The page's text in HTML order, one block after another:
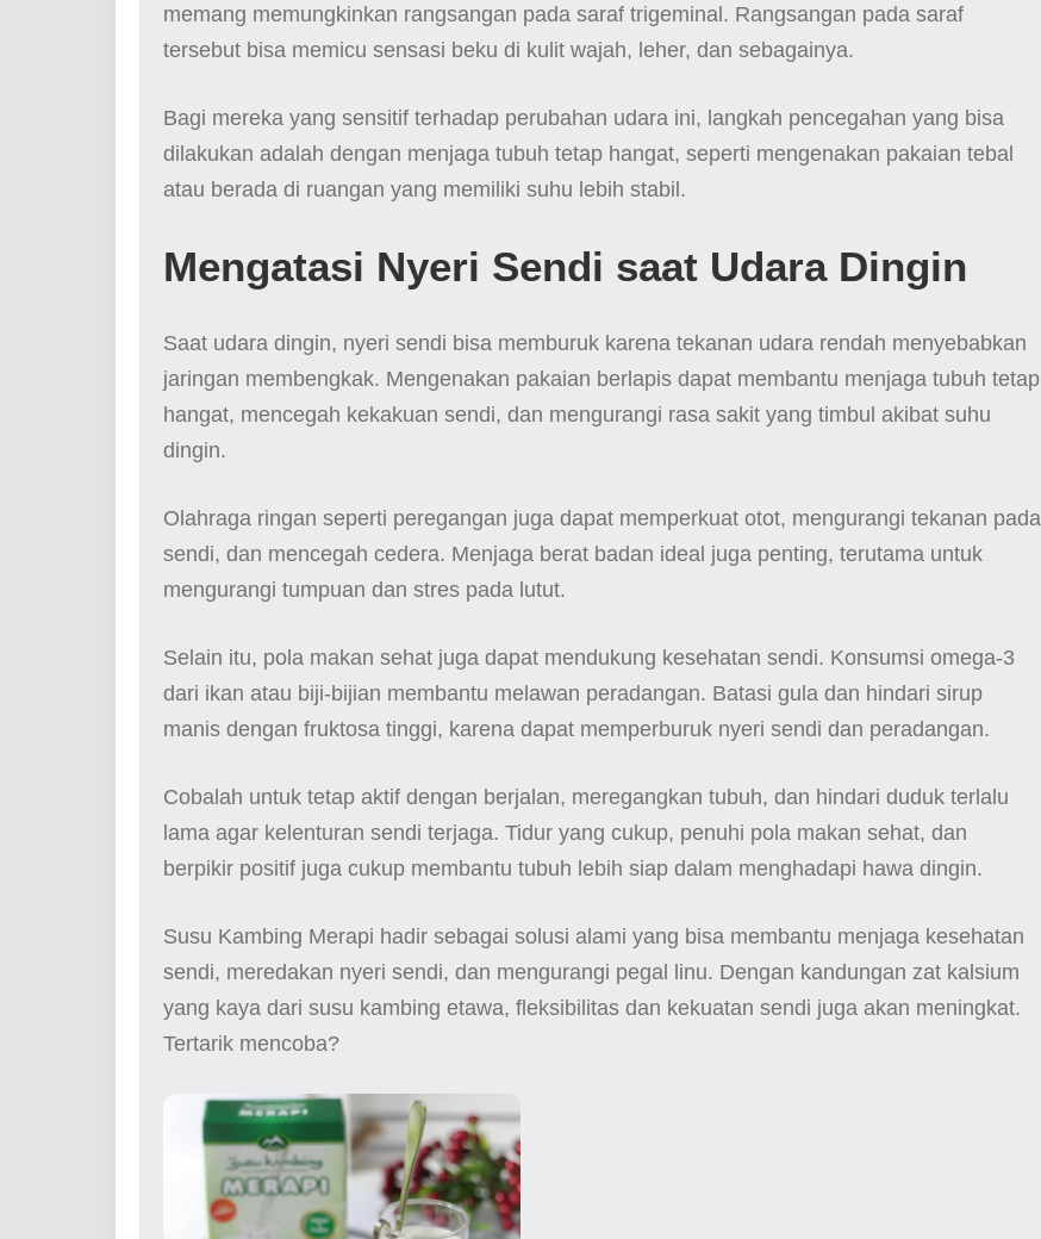
memang memungkinkan rangsangan pada saraf trigeminal. Rangsangan pada saraf
tersebut bisa memicu sensasi beku di kulit wajah, leher, dan sebagainya.
Bagi mereka yang sensitif terhadap perubahan udara ini, langkah pencegahan yang bisa
dilakukan adalah dengan menjaga tubuh tetap hangat, seperti mengenakan pakaian tebal
atau berada di ruangan yang memiliki suhu lebih stabil.
Mengatasi Nyeri Sendi saat Udara Dingin
Saat udara dingin, nyeri sendi bisa memburuk karena tekanan udara rendah menyebabkan
jaringan membengkak. Mengenakan pakaian berlapis dapat membantu menjaga tubuh tetap
hangat, mencegah kekakuan sendi, dan mengurangi rasa sakit yang timbul akibat suhu
dingin.
Olahraga ringan seperti peregangan juga dapat memperkuat otot, mengurangi tekanan pada
sendi, dan mencegah cedera. Menjaga berat badan ideal juga penting, terutama untuk
mengurangi tumpuan dan stres pada lutut.
Selain itu, pola makan sehat juga dapat mendukung kesehatan sendi. Konsumsi omega-3
dari ikan atau biji-bijian membantu melawan peradangan. Batasi gula dan hindari sirup
manis dengan fruktosa tinggi, karena dapat memperburuk nyeri sendi dan peradangan.
Cobalah untuk tetap aktif dengan berjalan, meregangkan tubuh, dan hindari duduk terlalu
lama agar kelenturan sendi terjaga. Tidur yang cukup, penuhi pola makan sehat, dan
berpikir positif juga cukup membantu tubuh lebih siap dalam menghadapi hawa dingin.
Susu Kambing Merapi hadir sebagai solusi alami yang bisa membantu menjaga kesehatan
sendi, meredakan nyeri sendi, dan mengurangi pegal linu. Dengan kandungan zat kalsium
yang kaya dari susu kambing etawa, fleksibilitas dan kekuatan sendi juga akan meningkat.
Tertarik mencoba?